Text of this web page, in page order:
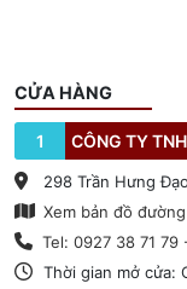
CỬA HÀNG
1 CÔNG TY
298 Trần Hưng
Xem bản đồ
Tel: 0927 38 71 79
Thời gian mở cửa: